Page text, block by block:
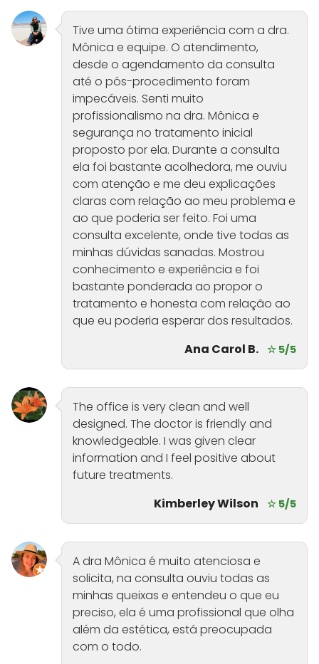
Tive uma ótima experiência com a dra.
Mônica e equipe. O atendimento,
desde o agendamento da consulta
até o pós-procedimento foram
impecáveis. Senti muito
profissionalismo na dra. Mônica e
segurança no tratamento inicial
proposto por ela. Durante a consulta
ela foi bastante acolhedora, me ouviu
com atenção e me deu explicações
claras com relação ao meu problema e
ao que poderia ser feito. Foi uma
consulta excelente, onde tive todas as
minhas dúvidas sanadas. Mostrou
conhecimento e experiência e foi
bastante ponderada ao propor o
tratamento e honesta com relação ao
que eu poderia esperar dos resultados.
Ana Carol B. ☆ 5/5
The office is very clean and well
designed. The doctor is friendly and
knowledgeable. I was given clear
information and I feel positive about
future treatments.
Kimberley Wilson
☆ 5/5
A dra Mônica é muito atenciosa e
solicita, na consulta ouviu todas as
minhas queixas e entendeu o que eu
preciso, ela é uma profissional que olha
além da estética, está preocupada
com o todo.